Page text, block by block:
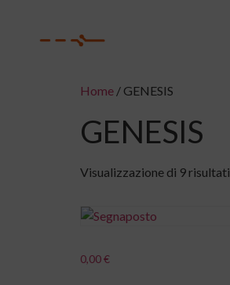
Home / GENESIS
GENESIS
Visualizzazione di 9 risultati
0,00€